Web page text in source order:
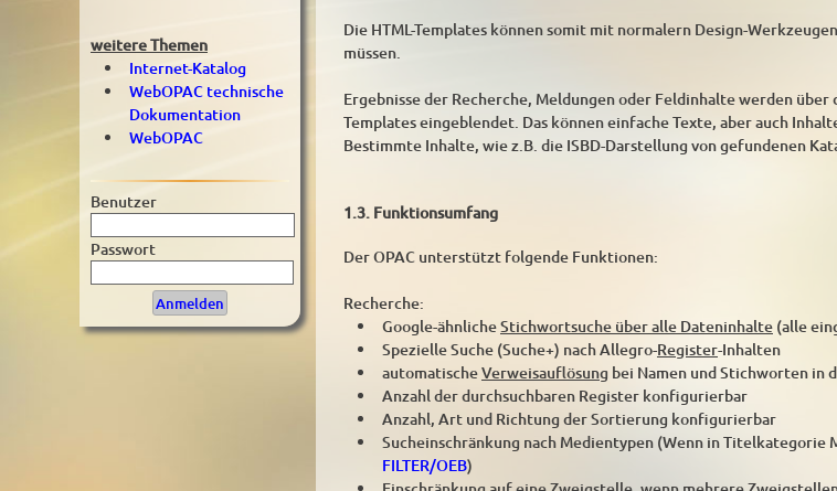
weitere Themen
Internet-Katalog
WebOPAC technische
Dokumentation
WebOPAC
Benutzer
Passwort
Die HTML-Templates können somit mit normalern Design-
müssen.
Ergebnisse der Recherche, Meldungen oder Feldinhalte werden
Templates eingeblendet. Das können einfache Texte, aber auch
Bestimmte Inhalte, wie z.B. die ISBD-Darstellung von gefundenen
1.3. Funktionsumfang
Der OPAC unterstützt folgende Funktionen:
Recherche:
Google-ähnlicheStichwortsuche über alle Dateninhalte (alle
Spezielle Suche (Suche+) nach Allegro-Register-Inhalten
automatischeVerweisauflösung bei Namen und Stichworten in
Anzahl der durchsuchbaren Register konfigurierbar
Anzahl, Art und Richtung der Sortierung konfigurierbar
Sucheinschränkung nach Medientypen (Wenn in
FILTER/OEB)